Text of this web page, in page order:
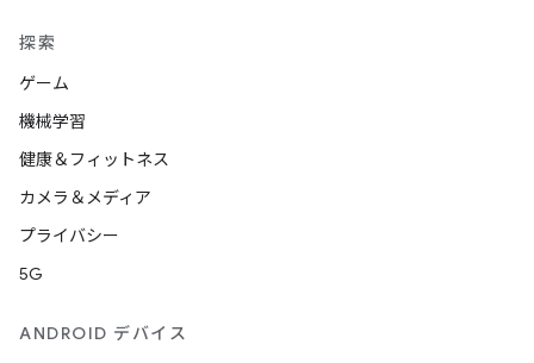
探索
ゲーム
機械学習
健康＆フィットネス
カメラ＆メディア
プライバシー
5G
ANDROID デバイス